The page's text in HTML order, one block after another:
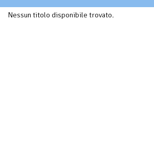
Nessun titolo disponibile trovato.